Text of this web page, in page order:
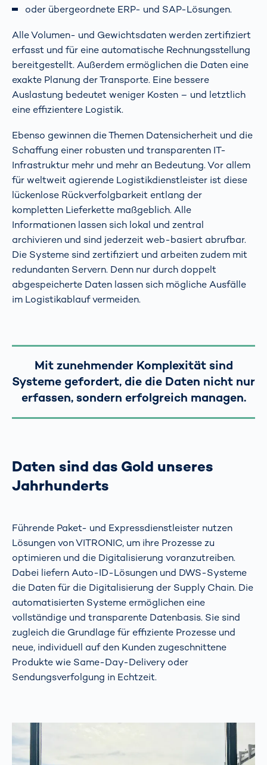
oder übergeordnete ERP- und SAP-Lösungen.
Alle Volumen- und Gewichtsdaten werden zertifiziert
erfasst und für eine automatische Rechnungsstellung
bereitgestellt. Außerdem ermöglichen die Daten eine
exakte Planung der Transporte. Eine bessere
Auslastung bedeutet weniger Kosten – und letztlich
eine effizientere Logistik.
Ebenso gewinnen die Themen Datensicherheit und die
Schaffung einer robusten und transparenten IT-
Infrastruktur mehr und mehr an Bedeutung. Vor allem
für weltweit agierende Logistikdienstleister ist diese
lückenlose Rückverfolgbarkeit entlang der
kompletten Lieferkette maßgeblich. Alle
Informationen lassen sich lokal und zentral
archivieren und sind jederzeit web-basiert abrufbar.
Die Systeme sind zertifiziert und arbeiten zudem mit
redundanten Servern. Denn nur durch doppelt
abgespeicherte Daten lassen sich mögliche Ausfälle
im Logistikablauf vermeiden.
Mit zunehmender Komplexität sind
Systeme gefordert, die die Daten nicht nur
erfassen, sondern erfolgreich managen.
Daten sind das Gold unseres
Jahrhunderts
Führende Paket- und Expressdienstleister nutzen
Lösungen von VITRONIC, um ihre Prozesse zu
optimieren und die Digitalisierung voranzutreiben.
Dabei liefern Auto-ID-Lösungen und DWS-Systeme
die Daten für die Digitalisierung der Supply Chain. Die
automatisierten Systeme ermöglichen eine
vollständige und transparente Datenbasis. Sie sind
zugleich die Grundlage für effiziente Prozesse und
neue, individuell auf den Kunden zugeschnittene
Produkte wie Same-Day-Delivery oder
Sendungsverfolgung in Echtzeit.